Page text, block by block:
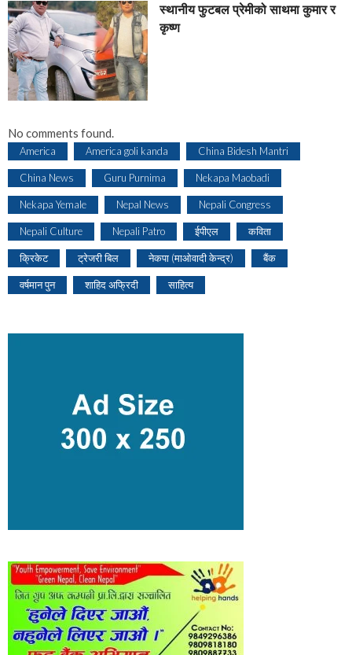
स्थानीय फुटबल प्रेमीको साथमा कुमार र
कृष्ण
No comments found.
America America goli kanda China Bidesh Mantri
China News Guru Purnima Nekapa Maobadi
Nekapa Yemale Nepal News Nepali Congress
Nepali Culture Nepali Patro ईपीएल कविता
क्रिकेट ट्रेजरी बिल नेकपा (माओवादी केन्द्र) बैंक
वर्षमान पुन शाहिद अफ्रिदी साहित्य